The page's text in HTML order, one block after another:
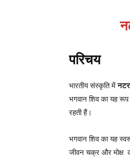
परिचय
भारतीय संस्कृति में
भगवान शिव का यह रूप
रहती हैं।
भगवान शिव का यह
जीवन चक्र और मोक्ष